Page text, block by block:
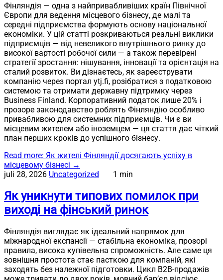
Фінляндія — одна з найпривабливіших країн Північної
Європи для ведення місцевого бізнесу, де малі та
середні підприємства формують основу національної
економіки. У цій статті розкриваються реальні виклики
підприємців — від невеликого внутрішнього ринку до
високої вартості робочої сили — а також перевірені
стратегії зростання: нішування, інновації та орієнтація на
сталий розвиток. Ви дізнаєтесь, як зареєструвати
компанію через портал ytj.fi, розібратися з податковою
системою та отримати державну підтримку через
Business Finland. Корпоративний податок лише 20% і
прозоре законодавство роблять Фінляндію особливо
привабливою для системних підприємців. Чи є ви
місцевим жителем або іноземцем — ця стаття дає чіткий
план перших кроків до успішного бізнесу.
Read more: Як жителі Фінляндії досягають успіху в
місцевому бізнесі →
juli 28, 2026 Uncategorized 1 min
Як уникнути типових помилок при
виході на фінський ринок
Фінляндія виглядає як ідеальний напрямок для
міжнародної експансії — стабільна економіка, прозорі
правила, висока купівельна спроможність. Але саме ця
зовнішня простота стає пасткою для компаній, які
заходять без належної підготовки. Цикл B2B-продажів